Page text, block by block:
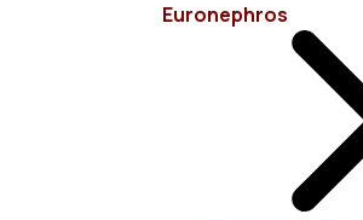
Euronephros